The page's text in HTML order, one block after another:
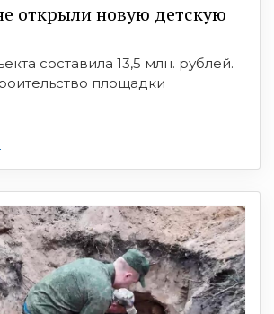
открыли новую детскую
составила 13,5 млн. рублей.
площадки